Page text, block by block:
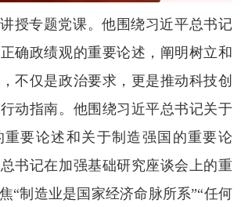
授专题党课。他围绕习近平总书记
确政绩观的重要论述，阐明树立和
不仅是政治要求，更是推动科技创
动指南。他围绕习近平总书记关于
重要论述和关于制造强国的重要论
书记在加强基础研究座谈会上的重
“制造业是国家经济命脉所系”“任何